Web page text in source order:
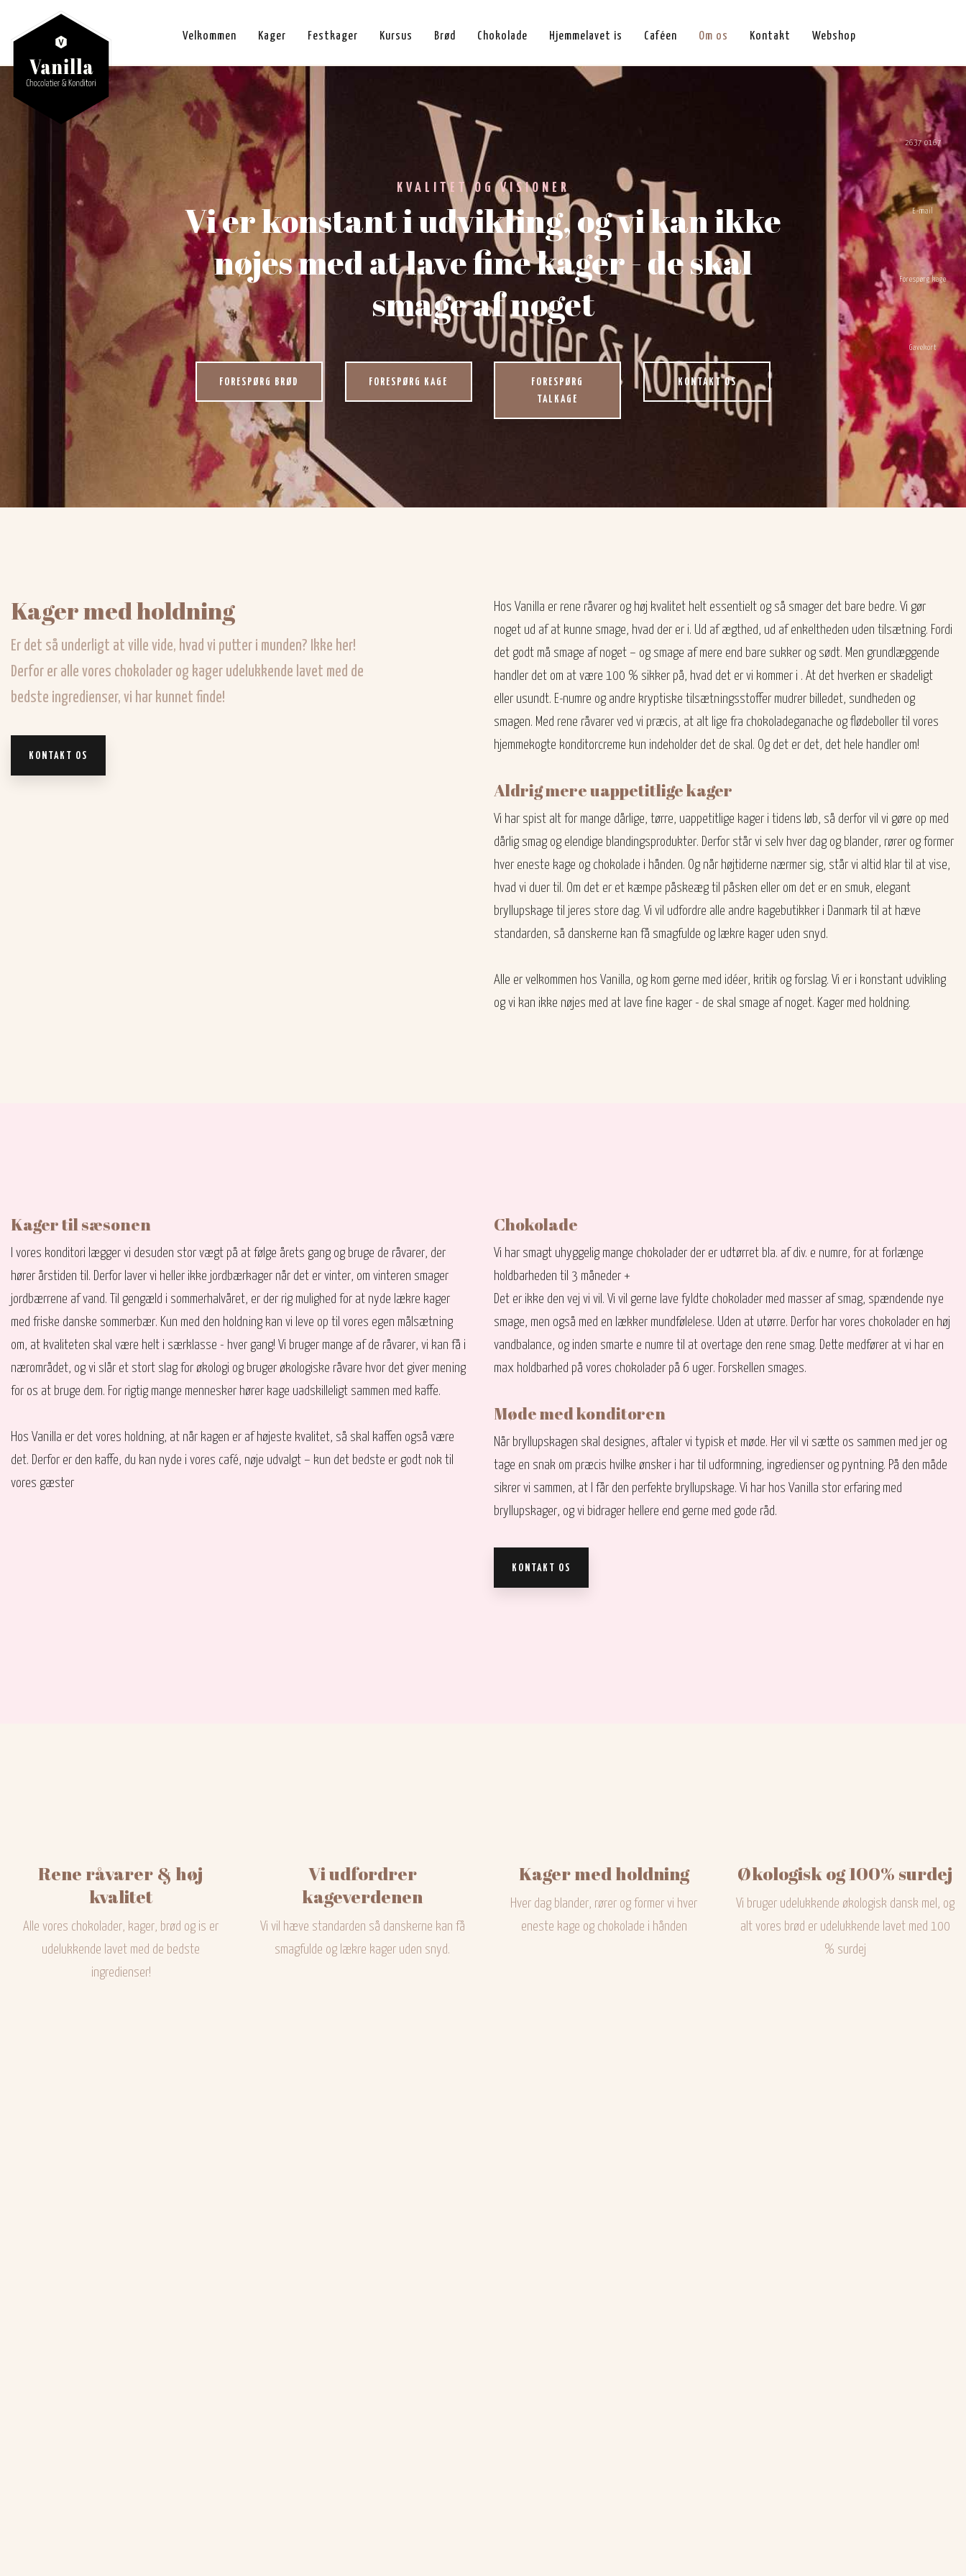
Velkommen Kager Festkager Kursus Brød Chokolade Hjemmelavet is Caféen Om os Kontakt Webshop
2637 0167
E-mail
Forespørg kage
Gavekort
KVALITET OG VISIONER
Vi er konstant i udvikling, og vi kan ikke
nøjes med at lave fine kager - de skal
smage af noget
FORESPØRG BRØD FORESPØRG KAGE
FORESPØRG
TALKAGE
KONTAKT OS
​Kager med holdning
Er det så underligt at ville vide, hvad vi putter i munden? Ikke her!
Derfor er alle vores chokolader og kager udelukkende lavet med de
bedste ingredienser, vi har kunnet finde!​
KONTAKT OS
​Hos Vanilla er rene råvarer og høj kvalitet helt essentielt og så smager det bare bedre. Vi gør
noget ud af at kunne smage, hvad der er i. Ud af ægthed, ud af enkeltheden uden tilsætning. Fordi
det godt må smage af noget – og smage af mere end bare sukker og sødt. Men grundlæggende
handler det om at være 100 % sikker på, hvad det er vi kommer i . At det hverken er skadeligt
eller usundt. E-numre og andre kryptiske tilsætningsstoffer mudrer billedet, sundheden og
smagen. Med rene råvarer ved vi præcis, at alt lige fra chokoladeganache og flødeboller til vores
hjemmekogte konditorcreme kun indeholder det de skal. Og det er det, det hele handler om!​​​
Aldrig mere uappetitlige kager​
Vi har spist alt for mange dårlige, tørre, uappetitlige kager i tidens løb, så derfor vil vi gøre op med
dårlig smag og elendige blandingsprodukter. Derfor står vi selv hver dag og blander, rører og former
hver eneste kage og chokolade i hånden. Og når højtiderne nærmer sig, står vi altid klar til at vise,
hvad vi duer til. Om det er et kæmpe påskeæg til påsken eller om det er en smuk, elegant
bryllupskage til jeres store dag. Vi vil udfordre alle andre kagebutikker i Danmark til at hæve
standarden, så danskerne kan få smagfulde og lækre kager uden snyd.​
Alle er velkommen hos Vanilla, og kom gerne med idéer, kritik og forslag. Vi er i konstant udvikling
og vi kan ikke nøjes med at lave fine kager - de skal smage af noget. Kager med holdning.​​​​
​​Kager til sæsonen
​I vores konditori lægger vi desuden stor vægt på at følge årets gang og bruge de råvarer, der
hører årstiden til. Derfor laver vi heller ikke jordbærkager når det er vinter, om vinteren smager
jordbærrene af vand. Til gengæld i sommerhalvåret, er der rig mulighed for at nyde lækre kager
med friske danske sommerbær. Kun med den holdning kan vi leve op til vores egen målsætning
om, at kvaliteten skal være helt i særklasse - hver gang! Vi bruger mange af de råvarer, vi kan få i
nærområdet, og vi slår et stort slag for økologi og bruger økologiske råvare hvor det giver mening
for os at bruge dem. For rigtig mange mennesker hører kage uadskilleligt sammen med kaffe.
Hos Vanilla er det vores holdning, at når kagen er af højeste kvalitet, så skal kaffen også være
det. Derfor er den kaffe, du kan nyde i vores café, nøje udvalgt – kun det bedste er godt nok til
vores gæster​
Chokolade
Vi har smagt uhyggelig mange chokolader der er udtørret bla. af div. e numre, for at forlænge
holdbarheden til 3 måneder +
Det er ikke den vej vi vil. Vi vil gerne lave fyldte chokolader med masser af smag, spændende nye
smage, men også med en lækker mundfølelese. Uden at utørre. Derfor har vores chokolader en høj
vandbalance, og inden smarte e numre til at overtage den rene smag. Dette medfører at vi har en
max holdbarhed på vores chokolader på 6 uger. Forskellen smages.
Møde med konditoren
Når bryllupskagen skal designes, aftaler vi typisk et møde. Her vil vi sætte os sammen med jer og
tage en snak om præcis hvilke ønsker i har til udformning, ingredienser og pyntning. På den måde
sikrer vi sammen, at I får den perfekte bryllupskage. Vi har hos Vanilla stor erfaring med
bryllupskager, og vi bidrager hellere end gerne med gode råd.​
KONTAKT OS
Rene råvarer & høj
kvalitet
Alle vores chokolader, kager, brød og is er
udelukkende lavet med de bedste
ingredienser!
Vi udfordrer
kageverdenen
Vi vil hæve standarden så danskerne kan få
smagfulde og lækre kager uden snyd.​
Kager med holdning
Hver dag blander, rører og former vi hver
eneste kage og chokolade i hånden
Økologisk og 100% surdej
Vi bruger udelukkende økologisk dansk mel, og
alt vores brød er udelukkende lavet med 100
% surdej